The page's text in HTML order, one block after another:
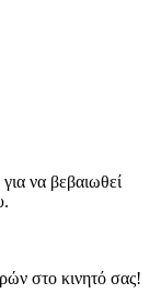
να βεβαιωθεί
στο κινητό σας!